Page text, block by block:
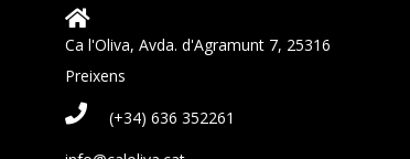
Ca l'Oliva, Avda. d'Agramunt 7, 25316
Preixens
(+34) 636 352261